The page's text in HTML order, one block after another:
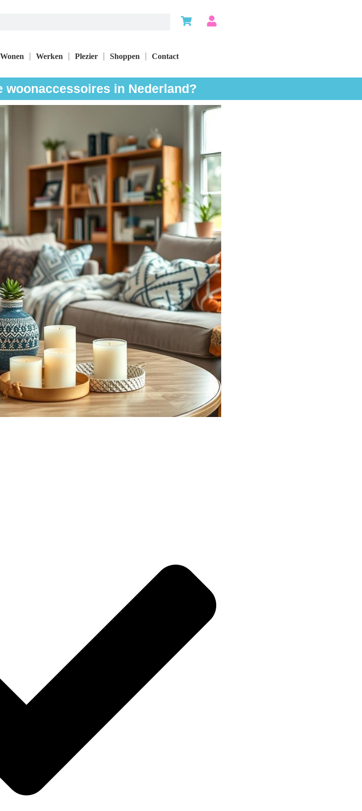
Wonen Werken Plezier Shoppen Contact
woonaccessoires in Nederland?